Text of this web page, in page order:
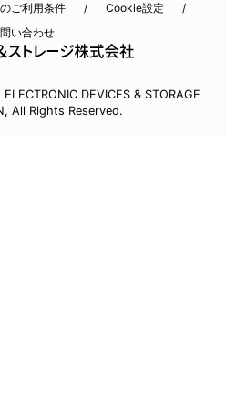
ご利用条件
Cookie設定
い合わせ
DEVICES & STORAGE
All Rights Reserved.